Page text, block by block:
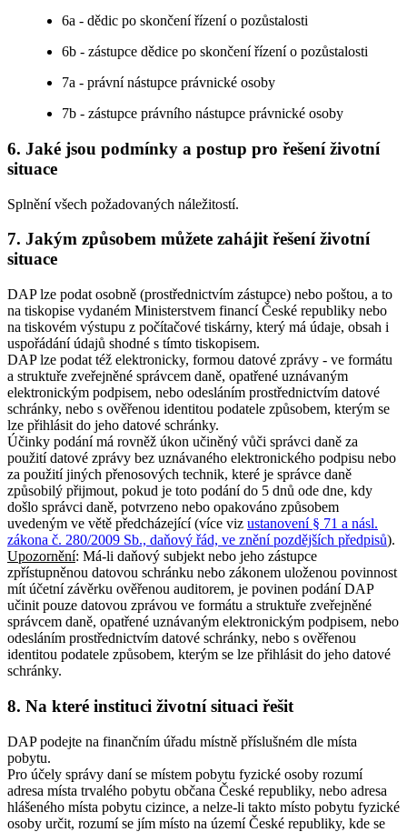
6a - dědic po skončení řízení o pozůstalosti
6b - zástupce dědice po skončení řízení o pozůstalosti
7a - právní nástupce právnické osoby
7b - zástupce právního nástupce právnické osoby
6. Jaké jsou podmínky a postup pro řešení životní
situace
Splnění všech požadovaných náležitostí.
7. Jakým způsobem můžete zahájit řešení životní
situace
DAP lze podat osobně (prostřednictvím zástupce) nebo poštou, a to
na tiskopise vydaném Ministerstvem financí České republiky nebo
na tiskovém výstupu z počítačové tiskárny, který má údaje, obsah i
uspořádání údajů shodné s tímto tiskopisem.
DAP lze podat též elektronicky, formou datové zprávy - ve formátu
a struktuře zveřejněné správcem daně, opatřené uznávaným
elektronickým podpisem, nebo odesláním prostřednictvím datové
schránky, nebo s ověřenou identitou podatele způsobem, kterým se
lze přihlásit do jeho datové schránky.
Účinky podání má rovněž úkon učiněný vůči správci daně za
použití datové zprávy bez uznávaného elektronického podpisu nebo
za použití jiných přenosových technik, které je správce daně
způsobilý přijmout, pokud je toto podání do 5 dnů ode dne, kdy
došlo správci daně, potvrzeno nebo opakováno způsobem
uvedeným ve větě předcházející (více viz ustanovení § 71 a násl.
zákona č. 280/2009 Sb., daňový řád, ve znění pozdějších předpisů).
Upozornění: Má-li daňový subjekt nebo jeho zástupce
zpřístupněnou datovou schránku nebo zákonem uloženou povinnost
mít účetní závěrku ověřenou auditorem, je povinen podání DAP
učinit pouze datovou zprávou ve formátu a struktuře zveřejněné
správcem daně, opatřené uznávaným elektronickým podpisem, nebo
odesláním prostřednictvím datové schránky, nebo s ověřenou
identitou podatele způsobem, kterým se lze přihlásit do jeho datové
schránky.
8. Na které instituci životní situaci řešit
DAP podejte na finančním úřadu místně příslušném dle místa
pobytu.
Pro účely správy daní se místem pobytu fyzické osoby rozumí
adresa místa trvalého pobytu občana České republiky, nebo adresa
hlášeného místa pobytu cizince, a nelze-li takto místo pobytu fyzické
osoby určit, rozumí se jím místo na území České republiky, kde se